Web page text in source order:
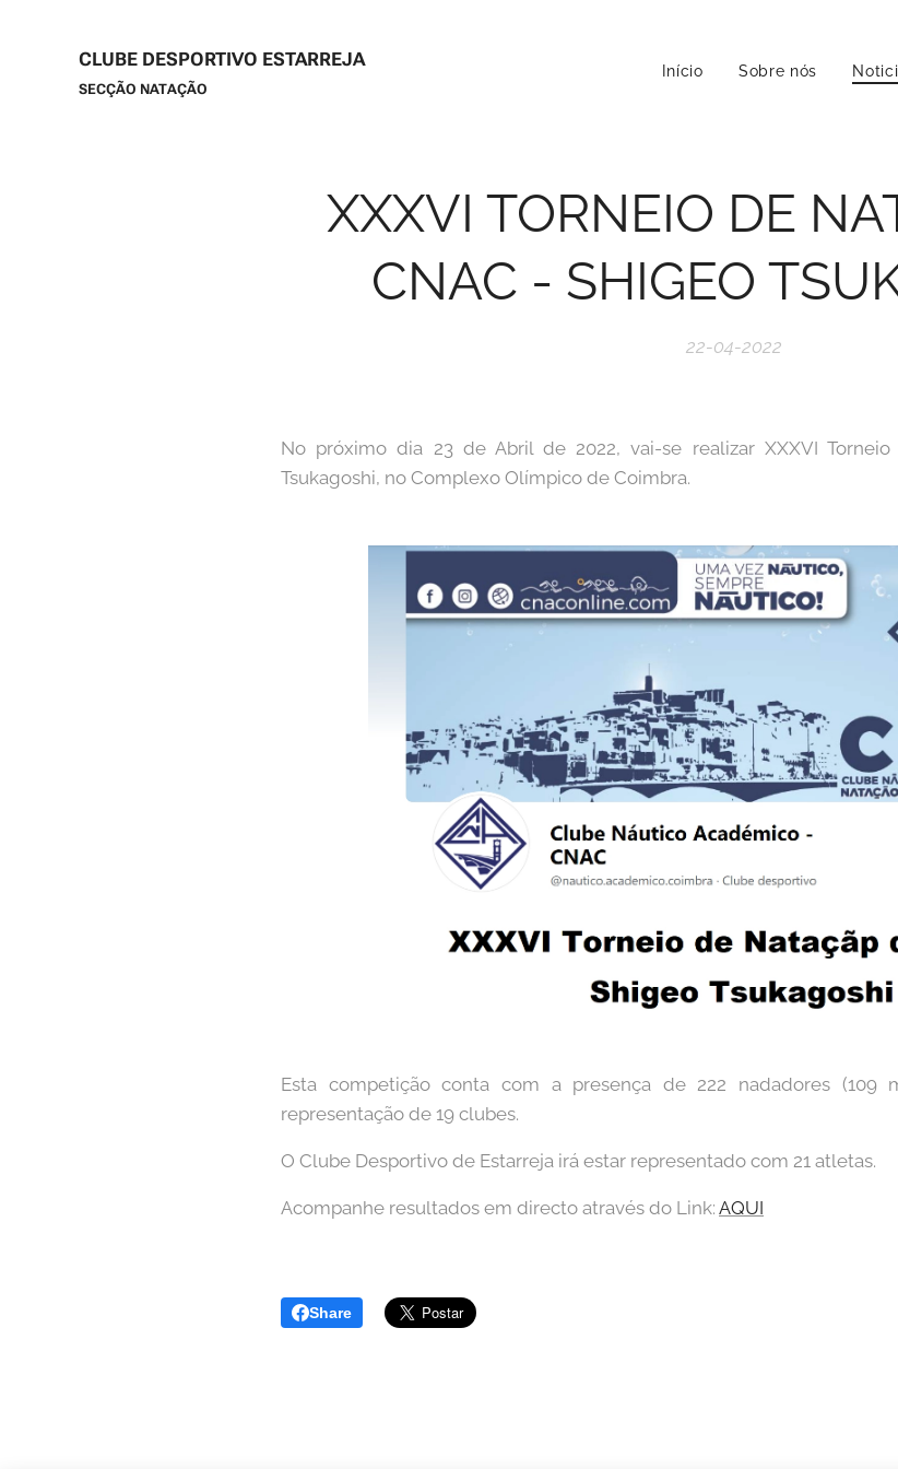
CLUBE DESPORTIVO ESTARREJA
SECÇÃO NATAÇÃO
Início Sobre nós
XXXVI TORNEIO DE
CNAC - SHIGEO
22-04-2022
No próximo dia 23 de Abril de 2022, vai-se realizar XXXVI
Tsukagoshi, no Complexo Olímpico de Coimbra.
Esta competição conta com a presença de 222 nadadores (109
representação de 19 clubes.
O Clube Desportivo de Estarreja irá estar representado com 21 atletas.
Acompanhe resultados em directo através do Link: AQUI
Share